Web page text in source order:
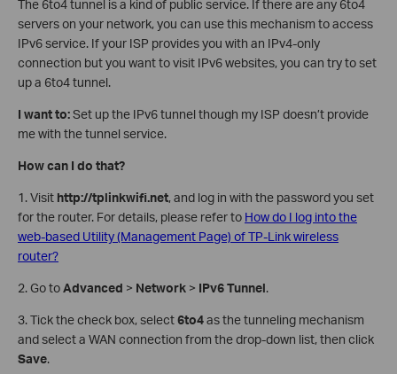
The 6to4 tunnel is a kind of public service. If there are any 6to4
servers on your network, you can use this mechanism to access
IPv6 service. If your ISP provides you with an IPv4-only
connection but you want to visit IPv6 websites, you can try to set
up a 6to4 tunnel.
I want to:Set up the IPv6 tunnel though my ISP doesn’t provide
me with the tunnel service.
How can I do that?
1. Visit http://tplinkwifi.net, and log in with the password you set
for the router. For details, please refer to How do I log into the
web-based Utility (Management Page) of TP-Link wireless
router?
2. Go toAdvanced > Network > IPv6 Tunnel.
3. Tick the check box, select6to4as the tunneling mechanism
and select a WAN connection from the drop-down list, then click
Save.